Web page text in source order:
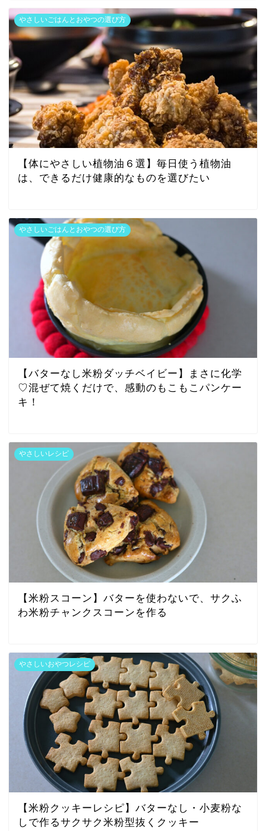
やさしいごはんとおやつの選び方
【体にやさしい植物油６選】毎日使う植物油
は、できるだけ健康的なものを選びたい
やさしいごはんとおやつの選び方
【バターなし米粉ダッチベイビー】まさに化学
♡混ぜて焼くだけで、感動のもこもこパンケー
キ！
やさしいレシピ
【米粉スコーン】バターを使わないで、サクふ
わ米粉チャンクスコーンを作る
やさしいおやつレシピ
【米粉クッキーレシピ】バターなし・小麦粉な
しで作るサクサク米粉型抜くクッキー